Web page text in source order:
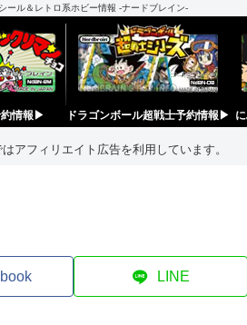
ール＆レトロ系ホビー情報 -ナードブレイン-
約情報▶︎ ドラゴンボール超戦士予約情報▶︎
アフィリエイト広告を利用しています。
LINE